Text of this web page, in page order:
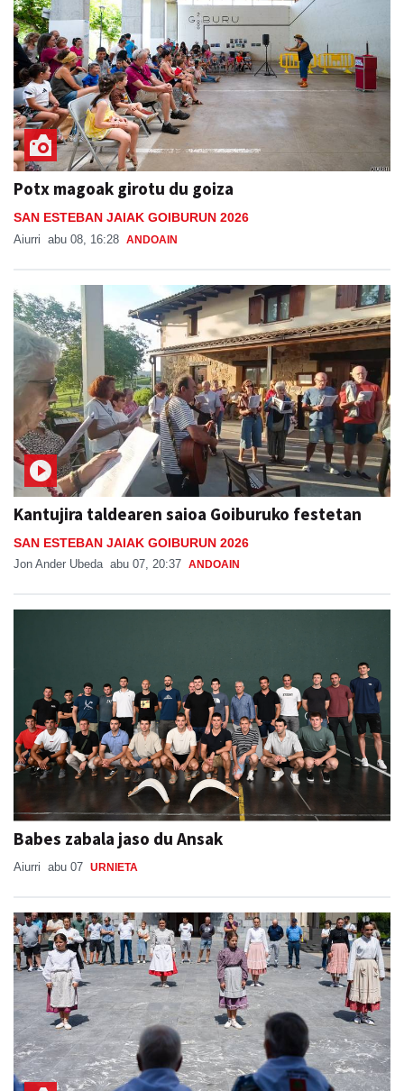
Potx magoak girotu du goiza
SAN ESTEBAN JAIAK GOIBURUN 2026
Aiurri abu 08, 16:28 ANDOAIN
Kantujira taldearen saioa Goiburuko festetan
SAN ESTEBAN JAIAK GOIBURUN 2026
Jon Ander Ubeda abu 07, 20:37 ANDOAIN
Babes zabala jaso du Ansak
Aiurri abu 07 URNIETA